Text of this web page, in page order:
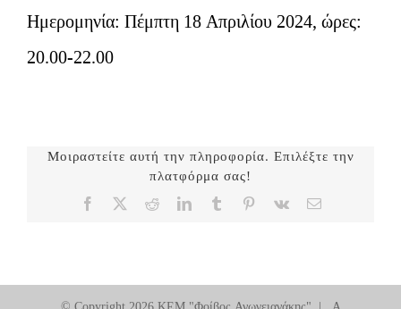
Ημερομηνία: Πέμπτη 18 Απριλίου 2024, ώρες:
20.00-22.00
Μοιραστείτε αυτή την πληροφορία. Επιλέξτε την
πλατφόρμα σας!
Facebook
RedditLinkedInTumblr Pinterest
Vk Email